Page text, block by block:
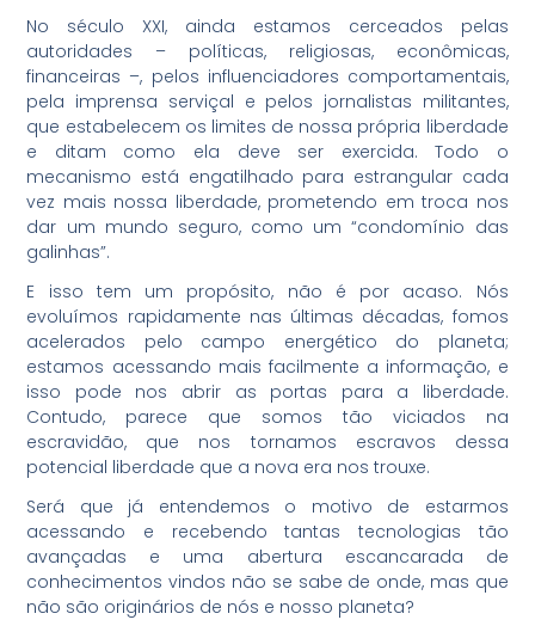
No século XXI, ainda estamos cerceados pelas
autoridades – políticas, religiosas, econômicas,
financeiras –, pelos influenciadores comportamentais,
pela imprensa serviçal e pelos jornalistas militantes,
que estabelecem os limites de nossa própria liberdade
e ditam como ela deve ser exercida. Todo o
mecanismo está engatilhado para estrangular cada
vez mais nossa liberdade, prometendo em troca nos
dar um mundo seguro, como um “condomínio das
galinhas”.
E isso tem um propósito, não é por acaso. Nós
evoluímos rapidamente nas últimas décadas, fomos
acelerados pelo campo energético do planeta;
estamos acessando mais facilmente a informação, e
isso pode nos abrir as portas para a liberdade.
Contudo, parece que somos tão viciados na
escravidão, que nos tornamos escravos dessa
potencial liberdade que a nova era nos trouxe.
Será que já entendemos o motivo de estarmos
acessando e recebendo tantas tecnologias tão
avançadas e uma abertura escancarada de
conhecimentos vindos não se sabe de onde, mas que
não são originários de nós e nosso planeta?